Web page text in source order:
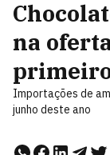
na
Importações de
junho deste ano